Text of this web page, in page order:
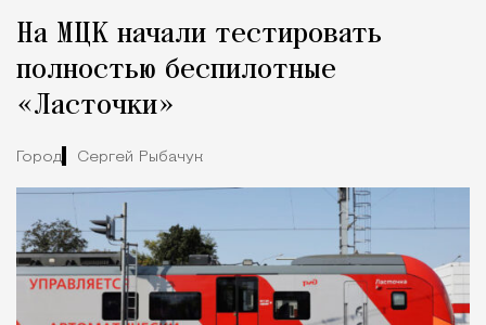
Город
На МЦК начали тестировать
полностью беспилотные
«Ласточки»
Город Сергей Рыбачук